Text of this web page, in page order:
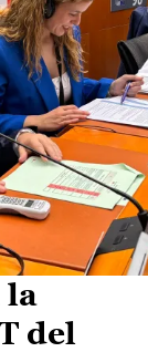
la
del